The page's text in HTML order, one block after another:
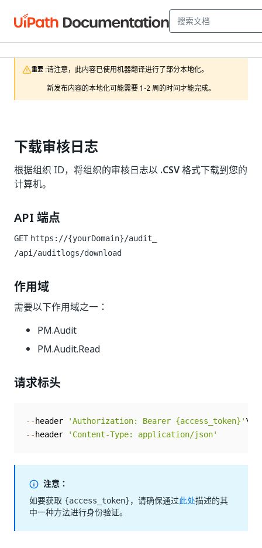
重要 :请注意，此内容已使用机器翻译进行了部分本地化。
新发布内容的本地化可能需要 1-2 周的时间才能完成。
下载审核日志
根据组织 ID，将组织的审核日志以 .CSV格式下载到您的
计算机。
API 端点
GET https://{yourDomain}/audit_
/api/auditlogs/download
作用域
需要以下作用域之一：
PM.Audit
PM.Audit.Read
请求标头
-- header 'Authorization: Bearer {access_token}'
-- header 'Content-Type: application/json'
注意：
如要获取 {access_token}，请确保通过此处描述的其
中一种方法进行身份验证。